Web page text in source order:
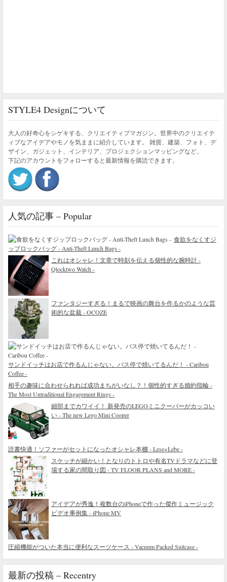
STYLE4 Designについて
大人の好奇心をシゲキする、クリエイティブマガジン。世界中のクリエイテ
ィブなアイデアやモノを気ままに紹介しています。 雑貨、建築、フォト、デ
ザイン、ガジェット、インテリア、プロジェクションマッピングなど。
下記のアカウントをフォローすると最新情報を購読できます。
人気の記事 – Popular
食欲をなくすジ
ップロックバッグ - Anti-Theft Lunch Bags -
これはオシャレ！文章で時刻を伝える個性的な腕時計 -
Qlocktwo Watch -
ファンタジーすぎる！まるで映画の舞台を作るかのような芸
術的な盆栽 - OCOZE
サンドイッチはお店で作るんじゃない。バス停で焼いてるんだ！ - Caribou
Coffee -
相手の趣味に合わせられれば成功まちがいなし？！個性的すぎる婚約指輪 -
The Most Untraditional Engagement Rings -
細部までカワイイ！ 新発売のLEGOミニクーパーがカッコい
い - The new Lego Mini Cooper
読書快適！ソファーがセットになったオシャレ本棚 - Lese+Lebe -
スケッチが細かい！となりのトトロや有名TVドラマなどに登
場する家の間取り図 - TV FLOOR PLANS and MORE -
アイデアが秀逸！複数台のiPhoneで作った傑作ミュージック
ビデオ事例集 - iPhone MV
圧縮機能がついた本当に便利なスーツケース - Vacuum Packed Suitcase -
最新の投稿 – Recentry